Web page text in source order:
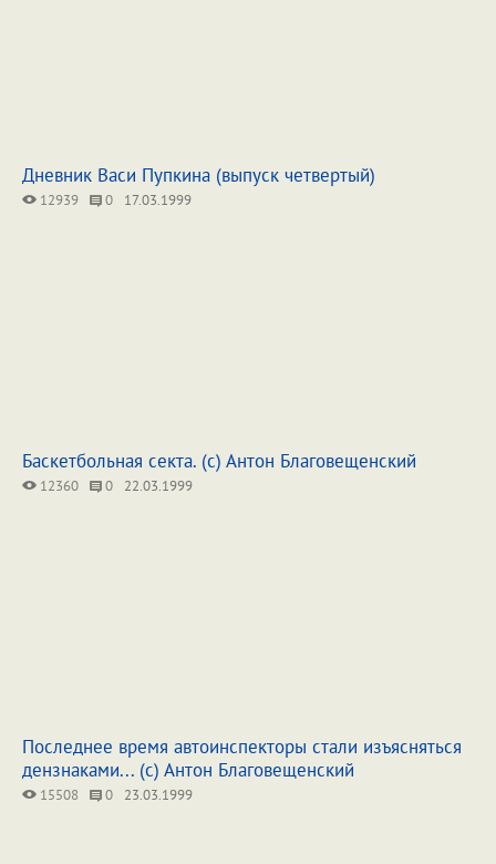
Дневник Васи Пупкина (выпуск четвертый)
12939 0 17.03.1999
Баскетбольная секта. (c) Антон Благовещенский
12360 0 22.03.1999
Последнее время автоинспекторы cтали изъясняться
дензнаками... (c) Антон Благовещенский
15508 0 23.03.1999